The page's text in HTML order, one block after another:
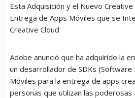
Esta Adquisición y el Nuevo Creative
Entrega de Apps Móviles que se
Creative Cloud
Adobe anunció que ha adquirido la
un desarrollador de SDKs
Móviles para la entrega de apps
personas que utilizan las poderosas